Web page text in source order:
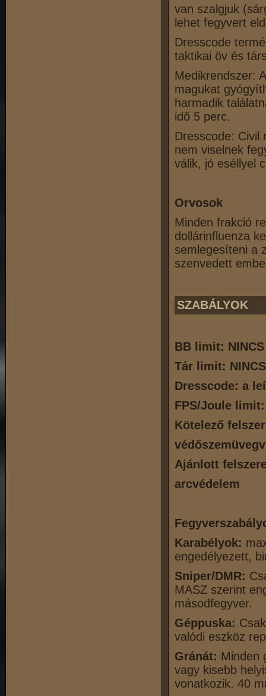
van szalgjuk
lehet fegyvert
Dresscode
taktikai öv és
Medikrendszer:
magukat
harmadik
idő 5 perc.
Dresscode: Civil
nem viselnek
válik, jó eséllyel
Orvosok
Minden frakció
dollárinfluenza
semlegesíteni a
szenvedett
SZABÁLYOK
BB limit: NINCS
Tár limit: NINCS
Dresscode: a
FPS/Joule
Kötelező
Ajánlott
arcvédelem
Karabélyok:
engedélyezett,
Sniper/DMR:
MASZ szerint
másodfegyver.
Géppuska:
valódi eszköz
Gránát: Minden
vagy kisebb
vonatkozik. 40